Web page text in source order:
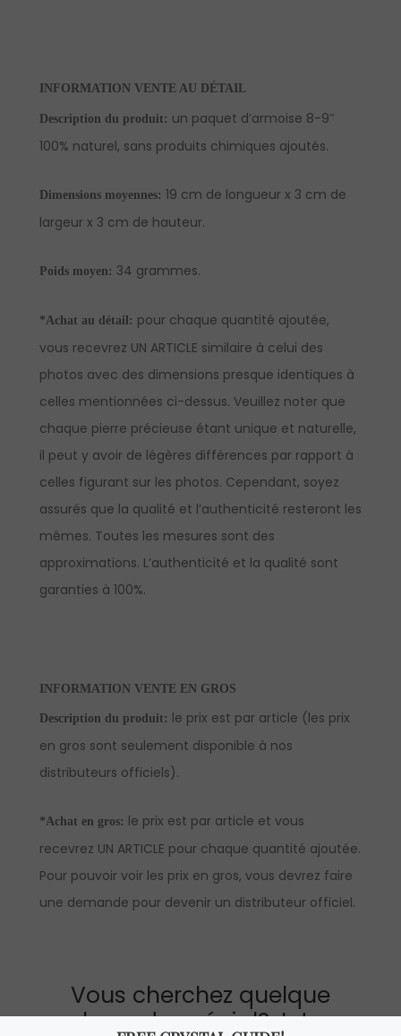
INFORMATION VENTE AU DÉTAIL
Description du produit: un paquet d’armoise 8-9″
100% naturel, sans produits chimiques ajoutés.
Dimensions moyennes: 19 cm de longueur x 3 cm de
largeur x 3 cm de hauteur.
Poids moyen: 34 grammes.
*Achat au détail: pour chaque quantité ajoutée,
vous recevrez UN ARTICLE similaire à celui des
photos avec des dimensions presque identiques à
celles mentionnées ci-dessus. Veuillez noter que
chaque pierre précieuse étant unique et naturelle,
il peut y avoir de légères différences par rapport à
celles figurant sur les photos. Cependant, soyez
assurés que la qualité et l’authenticité resteront les
mêmes. Toutes les mesures sont des
approximations. L’authenticité et la qualité sont
garanties à 100%.
INFORMATION VENTE EN GROS
Description du produit: le prix est par article (les prix
en gros sont seulement disponible à nos
distributeurs officiels).
*Achat en gros: le prix est par article et vous
recevrez UN ARTICLE pour chaque quantité ajoutée.
Pour pouvoir voir les prix en gros, vous devrez faire
une demande pour devenir un distributeur officiel.
Vous cherchez quelque
chose de spécial? Jetez